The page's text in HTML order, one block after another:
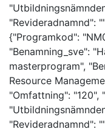
"Revideradnamnd":
{"Programkod":
"Benamning_sve":
masterprogram",
Resource
"Omfattning": "120",
"Revideradnamnd":